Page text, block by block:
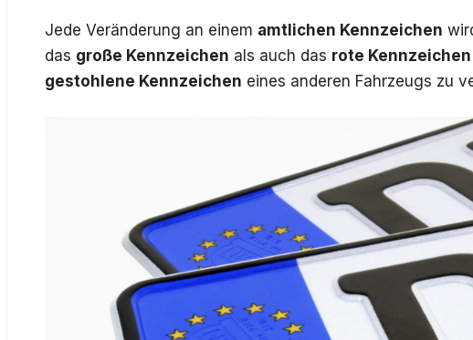
Jede Veränderung an einem amtlichen Kennzeichen
das große Kennzeichen als auch das rote Kennzeichen
gestohlene Kennzeichen eines anderen Fahrzeugs zu